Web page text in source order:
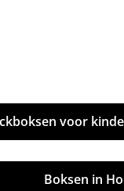
voor
Boksen in